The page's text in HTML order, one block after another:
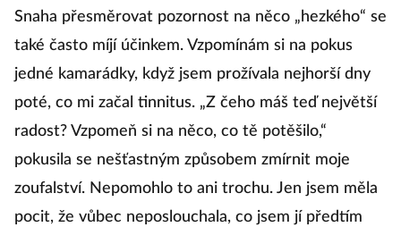
Snaha přesměrovat pozornost na něco „hezkého“ se
také často míjí účinkem. Vzpomínám si na pokus
jedné kamarádky, když jsem prožívala nejhorší dny
poté, co mi začal tinnitus. „Z čeho máš teď největší
radost? Vzpomeň si na něco, co tě potěšilo,“
pokusila se nešťastným způsobem zmírnit moje
zoufalství. Nepomohlo to ani trochu. Jen jsem měla
pocit, že vůbec neposlouchala, co jsem jí předtím